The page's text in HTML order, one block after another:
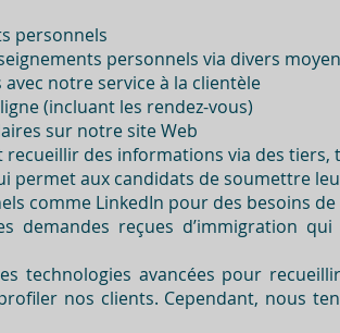
personnels
personnels via divers
notre service à la clientèle
(incluant les rendez-vous)
sur notre site Web
des informations via des tiers,
permet aux candidats de soumettre
comme LinkedIn pour des besoins
demandes reçues d’immigration
technologies avancées pour
nos clients. Cependant, nous